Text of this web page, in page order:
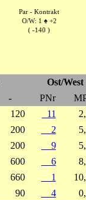
Par - Kontrakt
O/W: 1 ♠+2
( -140 )
Ost/West
- PNr
120 11
200 2
200 9
600 6
660 1
90 4